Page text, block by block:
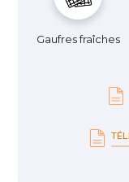
Gaufres fraîches